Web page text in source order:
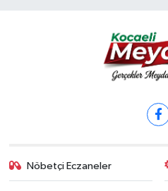
Nöbetçi Eczaneler